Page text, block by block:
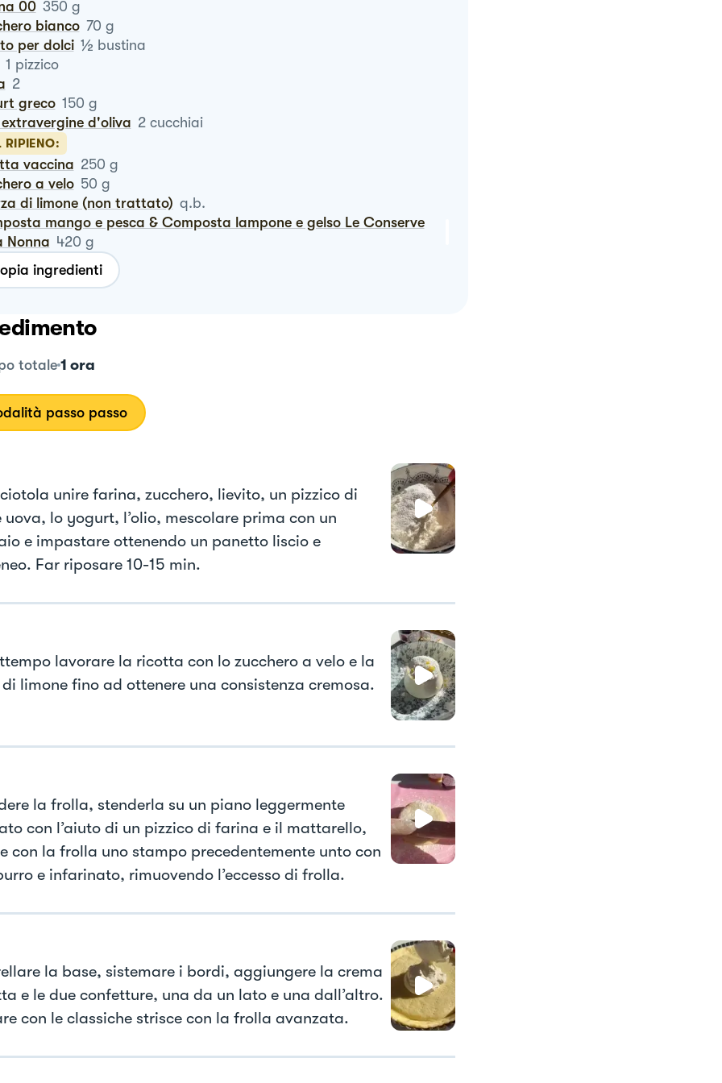
00 350 g
bianco 70 g
per dolci ½ bustina
1 pizzico
2
greco 150 g
extravergine d'oliva 2 cucchiai
RIPIENO:
vaccina 250 g
a velo 50 g
di limone (non trattato) q.b.
Nonna 420 g
ingredienti
totale 1 ora
passo passo
unire farina, zucchero, lievito, un pizzico di
uova, lo yogurt, l’olio, mescolare prima con un
e impastare ottenendo un panetto liscio e
Far riposare 10-15 min.
lavorare la ricotta con lo zucchero a velo e la
limone fino ad ottenere una consistenza cremosa.
la frolla, stenderla su un piano leggermente
con l’aiuto di un pizzico di farina e il mattarello,
con la frolla uno stampo precedentemente unto con
e infarinato, rimuovendo l’eccesso di frolla.
la base, sistemare i bordi, aggiungere la crema
e le due confetture, una da un lato e una dall’altro.
con le classiche strisce con la frolla avanzata.